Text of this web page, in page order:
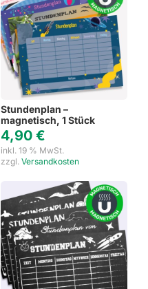
Stundenplan –
magnetisch, 1 Stück
4,90 €
inkl. 19 % MwSt.
zzgl. Versandkosten